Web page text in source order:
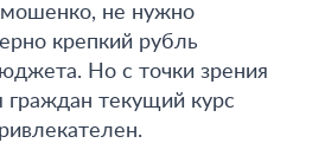
не нужно
крепкий рубль
Но с точки зрения
текущий курс